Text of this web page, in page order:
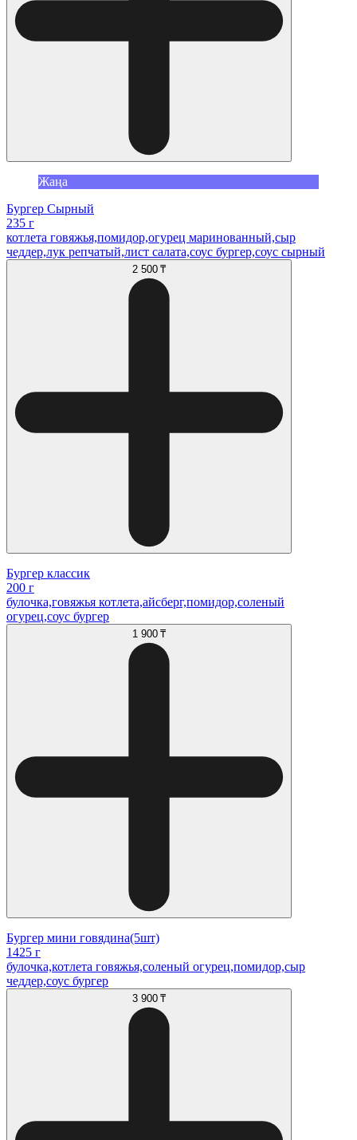
Жаңа
Бургер Сырный
235 г
котлета говяжья,помидор,огурец маринованный,сыр
чеддер,лук репчатый,лист салата,соус бургер,соус сырный
2 500 ₸
Бургер классик
200 г
булочка,говяжья котлета,айсберг,помидор,соленый
огурец,соус бургер
1 900 ₸
Бургер мини говядина(5шт)
1425 г
булочка,котлета говяжья,соленый огурец,помидор,сыр
чеддер,соус бургер
3 900 ₸